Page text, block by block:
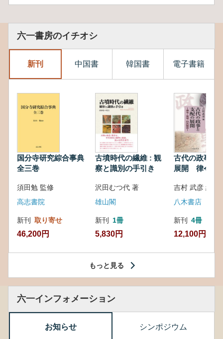
六一書房のイチオシ
新刊 中国書 韓国書 電子書籍
国分寺研究綜合事典
全三巻
須田勉 監修
高志書院
新刊 取り寄せ
46,200円
古墳時代の繊維 : 観
察と識別の手引き
沢田むつ代 著
雄山閣
新刊 1冊
5,830円
古代の政事と
展開 律令・
吉村 武彦 編集
八木書店
新刊 4冊
12,100円
もっと見る
六一インフォメーション
お知らせ シンポジウム